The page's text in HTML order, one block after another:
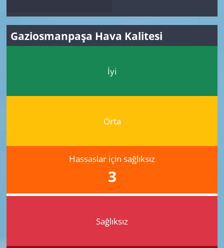
Gaziosmanpaşa Hava Kalitesi
İyi
Orta
Hassaslar için sağlıksız
3
Sağlıksız